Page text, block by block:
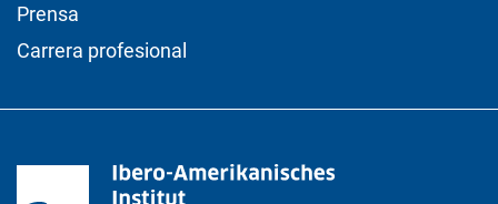
Prensa
Carrera profesional